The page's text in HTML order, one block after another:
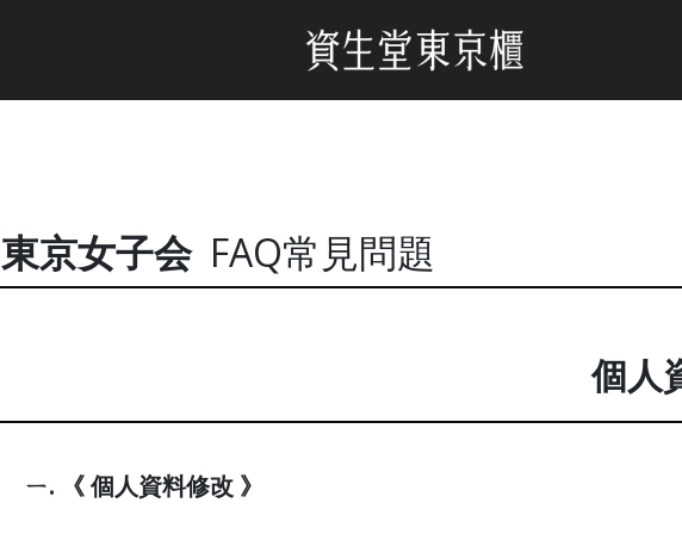
東京女子会 FAQ常見問題
個人
ㄧ. 《 個人資料修改 》